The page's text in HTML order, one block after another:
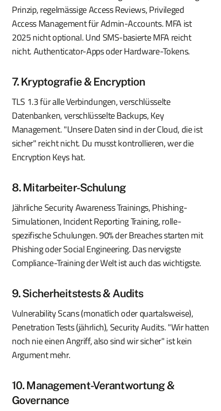
Prinzip, regelmässige Access Reviews, Privileged
Access Management für Admin-Accounts. MFA ist
2025 nicht optional. Und SMS-basierte MFA reicht
nicht. Authenticator-Apps oder Hardware-Tokens.
7. Kryptografie & Encryption
TLS 1.3 für alle Verbindungen, verschlüsselte
Datenbanken, verschlüsselte Backups, Key
Management. "Unsere Daten sind in der Cloud, die ist
sicher" reicht nicht. Du musst kontrollieren, wer die
Encryption Keys hat.
8. Mitarbeiter-Schulung
Jährliche Security Awareness Trainings, Phishing-
Simulationen, Incident Reporting Training, rolle-
spezifische Schulungen. 90% der Breaches starten mit
Phishing oder Social Engineering. Das nervigste
Compliance-Training der Welt ist auch das wichtigste.
9. Sicherheitstests & Audits
Vulnerability Scans (monatlich oder quartalsweise),
Penetration Tests (jährlich), Security Audits. "Wir hatten
noch nie einen Angriff, also sind wir sicher" ist kein
Argument mehr.
10. Management-Verantwortung &
Governance